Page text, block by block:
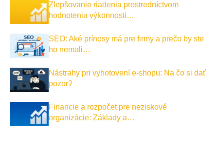
Zlepšovanie riadenia prostredníctvom
hodnotenia výkonnosti…
SEO: Aké prínosy má pre firmy a prečo by ste
ho nemali…
Nástrahy pri vyhotovení e-shopu: Na čo si dať
pozor?
Financie a rozpočet pre neziskové
organizácie: Základy a…